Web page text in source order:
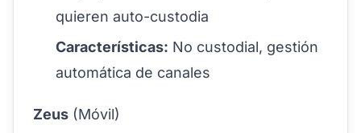
quieren auto-custodia
Características: No custodial, gestión
automática de canales
Zeus (Móvil)